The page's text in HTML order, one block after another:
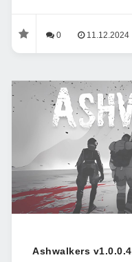
0 11.12.2024
Ashwalkers v1.0.0.4